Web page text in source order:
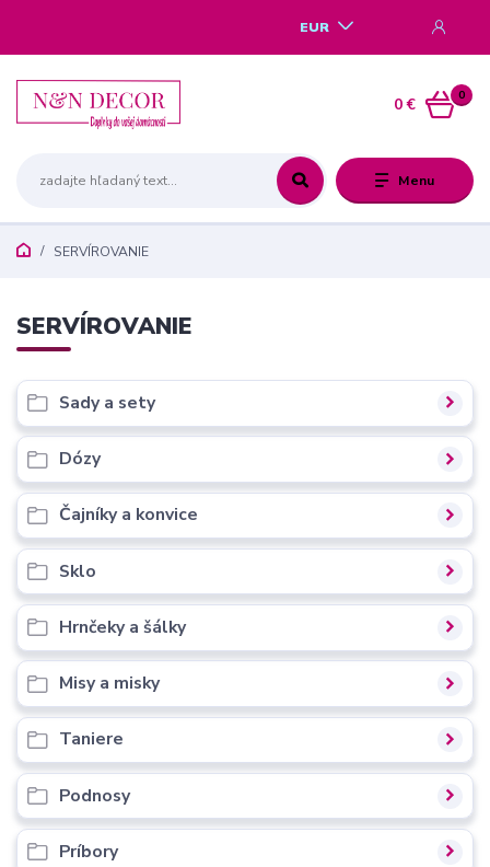
Menu
EUR
0
0 €
SERVÍROVANIE
SERVÍROVANIE
Sady a sety
Dózy
Čajníky a konvice
Sklo
Hrnčeky a šálky
Misy a misky
Taniere
Podnosy
Príbory